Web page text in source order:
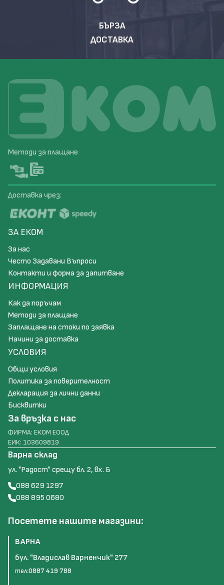
БЪРЗА
ДОСТАВКА
Методи за плащане
Доставка чрез:
ЗА ЕКОМ
За нас
Често Задавани Въпроси
Контакти и форма за запитване
ИНФОРМАЦИЯ
Как да поръчам
Методи за плащане
Заплащане на стоки по заявка
Начини за доставка
УСЛОВИЯ
Общи условия
Политика за поверителност
Декларация за лични данни
Бисквитки
За връзка с нас
ФИРМА: ЕКОМ ЕООД
ЕИК: 103609819
Варна склад
ул. "Радост" срещу бл. 2, вх. Б
088 629 1297
088 895 0680
Посетете нашите магазини:
ВАРНА
бул. "Владислав Варненчик" 277
тел:0887 419 788